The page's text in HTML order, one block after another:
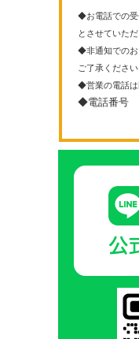
◆お電話での受
とさせていただ
◆非通知でのお
ご了承ください
◆営業の電話は
◆電話番号